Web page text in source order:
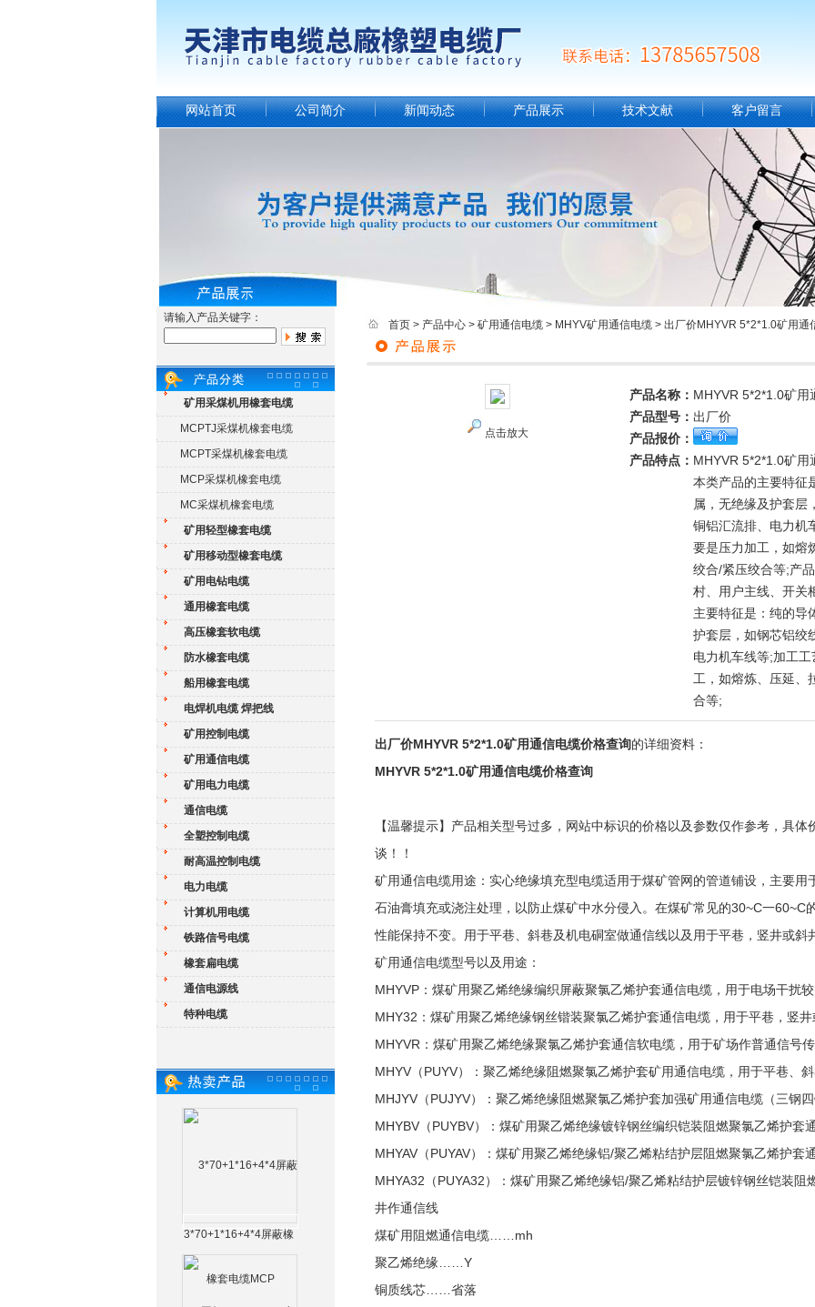
网站首页 公司简介 新闻动态 产品展示 技术文献 客户留言
请输入产品关键字：
矿用采煤机用橡套电缆
MCPTJ采煤机橡套电缆
MCPT采煤机橡套电缆
MCP采煤机橡套电缆
MC采煤机橡套电缆
矿用轻型橡套电缆
矿用移动型橡套电缆
矿用电钻电缆
通用橡套电缆
高压橡套软电缆
防水橡套电缆
船用橡套电缆
电焊机电缆 焊把线
矿用控制电缆
矿用通信电缆
矿用电力电缆
通信电缆
全塑控制电缆
耐高温控制电缆
电力电缆
计算机用电缆
铁路信号电缆
橡套扁电缆
通信电源线
特种电缆
3*70+1*16+4*4屏蔽橡
首页 > 产品中心 > 矿用通信电缆 > MHYV矿用通信电缆 > 出厂价MHYVR 5*2*1.0矿用通
点击放大
产品名称： MHYVR 5*2*1.0矿用
产品型号： 出厂价
产品报价：
产品特点： MHYVR 5*2*1.0矿用
本类产品的主要特征
属，无绝缘及护套层
铜铝汇流排、电力机
要是压力加工，如熔
绞合/紧压绞合等;产
村、用户主线、开关
主要特征是：纯的导
护套层，如钢芯铝绞
电力机车线等;加工
工，如熔炼、压延、
合等;
出厂价MHYVR 5*2*1.0矿用通信电缆价格查询的详细资料：
MHYVR 5*2*1.0矿用通信电缆价格查询
【温馨提示】产品相关型号过多，网站中标识的价格以及参数仅作参考，具
谈！！
矿用通信电缆用途：实心绝缘填充型电缆适用于煤矿管网的管道铺设，主要用
石油膏填充或浇注处理，以防止煤矿中水分侵入。在煤矿常见的30~C一60~C
性能保持不变。用于平巷、斜巷及机电硐室做通信线以及用于平巷，竖井或斜
矿用通信电缆型号以及用途：
MHYVP：煤矿用聚乙烯绝缘编织屏蔽聚氯乙烯护套通信电缆，用于电场干扰
MHY32：煤矿用聚乙烯绝缘钢丝锴装聚氯乙烯护套通信电缆，用于平巷，竖
MHYVR：煤矿用聚乙烯绝缘聚氯乙烯护套通信软电缆，用于矿场作普通信号
MHYV（PUYV）：聚乙烯绝缘阻燃聚氯乙烯护套矿用通信电缆，用于平巷、
MHJYV（PUJYV）：聚乙烯绝缘阻燃聚氯乙烯护套加强矿用通信电缆（三钢
MHYBV（PUYBV）：煤矿用聚乙烯绝缘镀锌钢丝编织铠装阻燃聚氯乙烯护套
MHYAV（PUYAV）：煤矿用聚乙烯绝缘铝/聚乙烯粘结护层阻燃聚氯乙烯护
MHYA32（PUYA32）：煤矿用聚乙烯绝缘铝/聚乙烯粘结护层镀锌钢丝铠装
井作通信线
煤矿用阻燃通信电缆……mh
聚乙烯绝缘……Y
铜质线芯……省落